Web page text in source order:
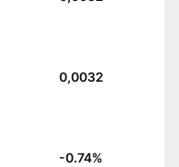
0,0032
-0.74%